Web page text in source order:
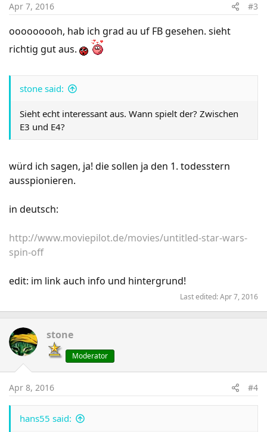
Apr 7, 2016 #3
ooooooooh, hab ich grad au uf FB gesehen. sieht
richtig gut aus.
stone said:
Sieht echt interessant aus. Wann spielt der? Zwischen
E3 und E4?
würd ich sagen, ja! die sollen ja den 1. todesstern
ausspionieren.
in deutsch:
http://www.moviepilot.de/movies/untitled-star-wars-
spin-off
edit: im link auch info und hintergrund!
Last edited:Apr 7, 2016
stone
Moderator
Apr 8, 2016 #4
hans55 said: